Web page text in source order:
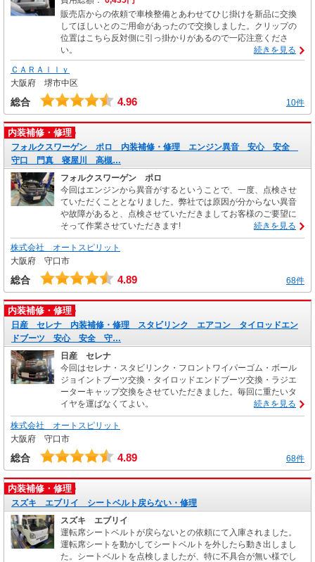
販売店からの依頼で車検整備とあわせてひじ掛けを新品に交換
してほしいとのご用命があったので交換しました。クリップの
位置はこちら反対側に引っ掛かりがあるので一応注意くださ
い。
続きを見る
ＣＡＲＡｌｌｙ
大阪府 堺市中区
総合 4.96 10件
内装補修・修理
フォルクスワーゲン ポロ 内装補修・修理 エンジン異音 安心 安全
守口 門真 寝屋川 高槻…
フォルクスワーゲン ポロ
今回はエンジンから異音がするということで、一度、点検させ
ていただくこととなりました。弊社では原因が分からない異音
や故障があると、点検させていただきましてお客様のご要望に
そって作業させていただきます!
続きを見る
株式会社 オートスピリット
大阪府 守口市
総合 4.89 68件
内装補修・修理
日産 セレナ 内装補修・修理 スタビリンク エアコン タイロッドエン
ドブーツ 安心 安全 守…
日産 セレナ
今回はセレナ・スタビリンク・フロントワイパーゴム・ボール
ジョイントブーツ交換・タイロッドエンドブーツ交換・ラジエ
ーターキャップ交換をさせていただきました。毎回に重たいタ
イヤを運ばなくてよい。
続きを見る
株式会社 オートスピリット
大阪府 守口市
総合 4.89 68件
内装補修・修理
スズキ エブリイ シートベルト戻らない・修理
スズキ エブリイ
運転席シートベルトが戻らないとの依頼にて入庫されました。
運転席シートを動かしてシートベルトを外したら動き出しまし
た。シートベルトを点検しましたが、特に不具合が無い様でし